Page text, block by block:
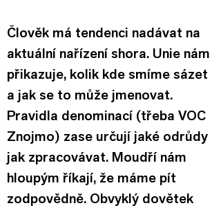
Člověk má tendenci nadávat na
aktuální nařízení shora. Unie nám
přikazuje, kolik kde smíme sázet
a jak se to může jmenovat.
Pravidla denominací (třeba VOC
Znojmo) zase určují jaké odrůdy
jak zpracovávat. Moudří nám
hloupým říkají, že máme pít
zodpovědně. Obvyklý dovětek